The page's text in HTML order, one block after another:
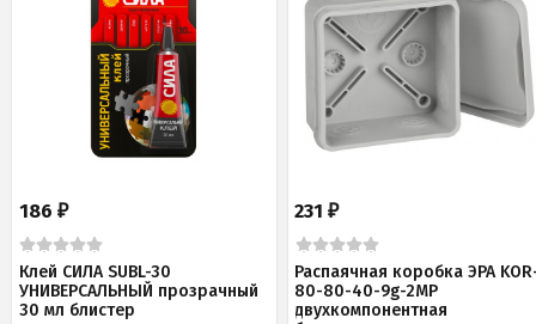
186 ₽
Клей СИЛА SUBL-30
УНИВЕРСАЛЬНЫЙ прозрачный
30 мл блистер
231₽
Распаячная коробка ЭРА
80-80-40-9g-2MP
двухкомпонентная